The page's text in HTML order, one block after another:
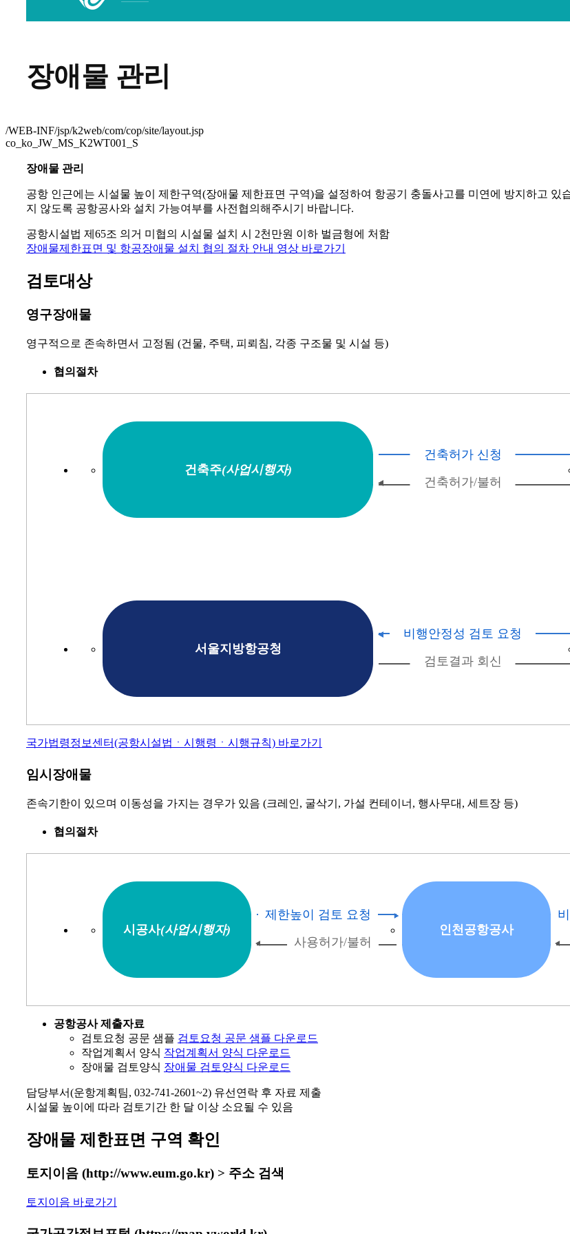
장애물 관리
/WEB-INF/jsp/k2web/com/cop/site/layout.jsp
co_ko_JW_MS_K2WT001_S
장애물 관리
공항 인근에는 시설물 높이 제한구역(장애물 제한표면 구역)을 설정하여 항공기 충돌사고를 미연에 방지하고
지 않도록 공항공사와 설치 가능여부를 사전협의해주시기 바랍니다.
공항시설법 제65조 의거 미협의 시설물 설치 시 2천만원 이하 벌금형에 처함
장애물제한표면 및 항공장애물 설치 협의 절차 안내 영상 바로가기
검토대상
영구장애물
영구적으로 존속하면서 고정됨 (건물, 주택, 피뢰침, 각종 구조물 및 시설 등)
협의절차
건축주(사업시행자)
서울지방항공청
국가법령정보센터(공항시설법ㆍ시행령ㆍ시행규칙) 바로가기
임시장애물
존속기한이 있으며 이동성을 가지는 경우가 있음 (크레인, 굴삭기, 가설 컨테이너, 행사무대, 세트장 등)
협의절차
시공사(사업시행자) 인천공항공사
공항공사 제출자료
검토요청 공문 샘플 검토요청 공문 샘플 다운로드
작업계획서 양식 작업계획서 양식 다운로드
장애물 검토양식 장애물 검토양식 다운로드
담당부서(운항계획팀, 032-741-2601~2) 유선연락 후 자료 제출
시설물 높이에 따라 검토기간 한 달 이상 소요될 수 있음
장애물 제한표면 구역 확인
토지이음 (http://www.eum.go.kr) > 주소 검색
토지이음 바로가기